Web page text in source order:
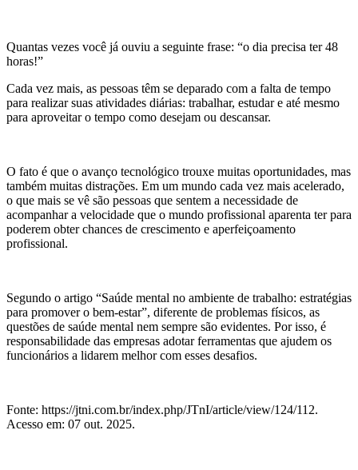
Quantas vezes você já ouviu a seguinte frase: “o dia precisa ter 48
horas!”
Cada vez mais, as pessoas têm se deparado com a falta de tempo
para realizar suas atividades diárias: trabalhar, estudar e até mesmo
para aproveitar o tempo como desejam ou descansar.
O fato é que o avanço tecnológico trouxe muitas oportunidades, mas
também muitas distrações. Em um mundo cada vez mais acelerado,
o que mais se vê são pessoas que sentem a necessidade de
acompanhar a velocidade que o mundo profissional aparenta ter para
poderem obter chances de crescimento e aperfeiçoamento
profissional.
Segundo o artigo “Saúde mental no ambiente de trabalho: estratégias
para promover o bem-estar”, diferente de problemas físicos, as
questões de saúde mental nem sempre são evidentes. Por isso, é
responsabilidade das empresas adotar ferramentas que ajudem os
funcionários a lidarem melhor com esses desafios.
Fonte: https://jtni.com.br/index.php/JTnI/article/view/124/112.
Acesso em: 07 out. 2025.